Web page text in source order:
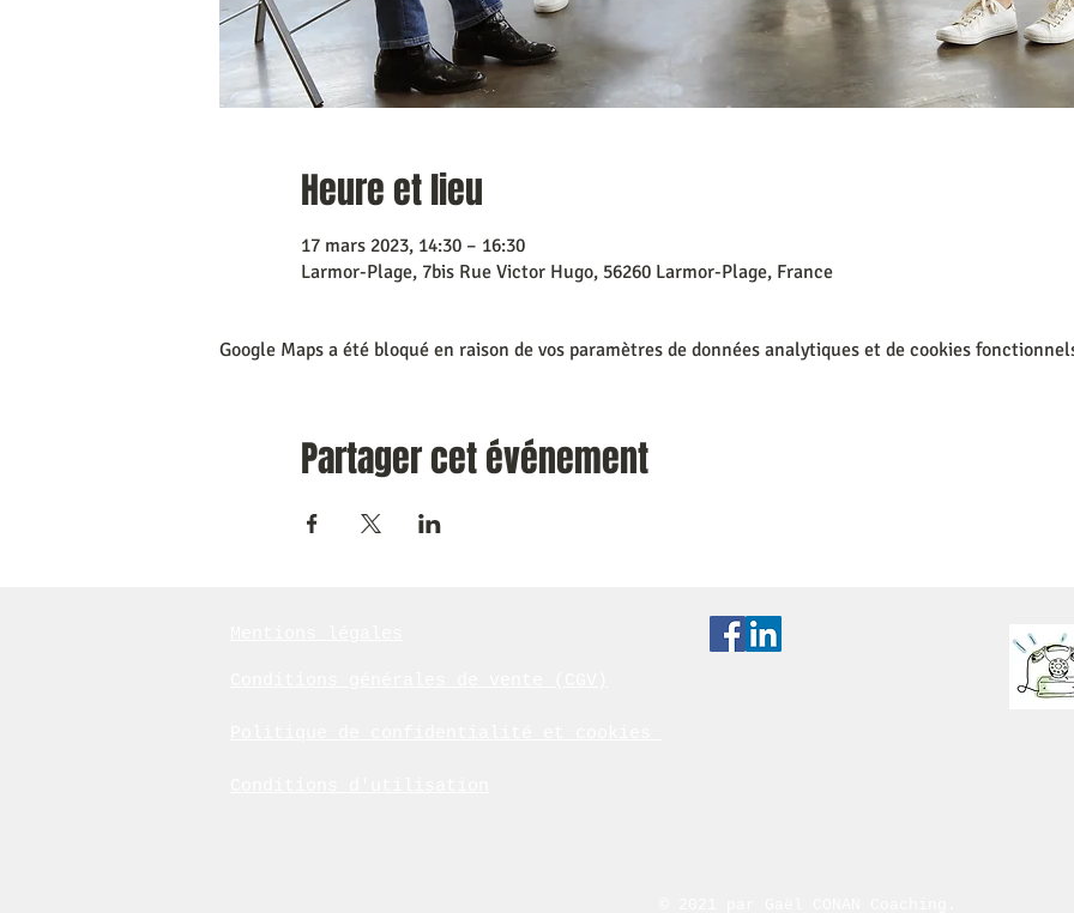
Heure et lieu
17 mars 2023, 14:30 – 16:30
Larmor-Plage, 7bis Rue Victor Hugo, 56260 Larmor-Plage, France
Google Maps a été bloqué en raison de vos paramètres de données analytiques et de cookies
Partager cet événement